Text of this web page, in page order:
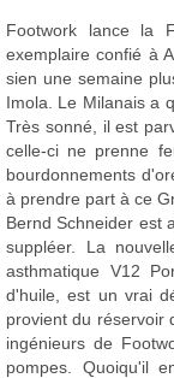
Footwork lance la
exemplaire confié à
sien une semaine
Imola. Le Milanais a
Très sonné, il est
celle-ci ne prenne
bourdonnements
à prendre part à ce
Bernd Schneider est
suppléer. La
asthmatique V12
d'huile, est un vrai
provient du réservoir
ingénieurs de
pompes. Quoiqu'il